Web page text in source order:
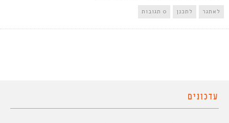
לאתגר לתכנן 0 תגובות
עדכונים